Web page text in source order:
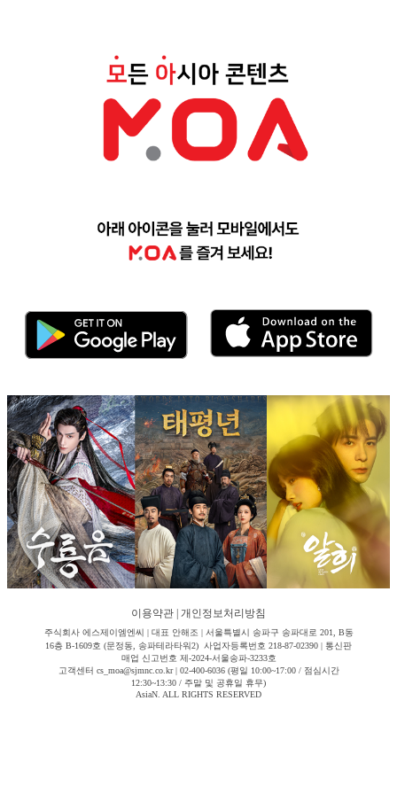
이용약관 개인정보처리방침
주식회사 에스제이엠엔씨 | 대표 안해조 | 서울특별시 송파구 송파대로 201, B동
16층 B-1609호 (문정동, 송파테라타워2) 사업자등록번호 218-87-02390 | 통신판
매업 신고번호 제-2024-서울송파-3233호
고객센터 cs_moa@sjmnc.co.kr | 02-400-6036 (평일 10:00~17:00 / 점심시간
12:30~13:30 / 주말 및 공휴일 휴무)
AsiaN. ALL RIGHTS RESERVED